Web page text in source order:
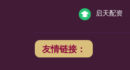
启天配资
友情链接：